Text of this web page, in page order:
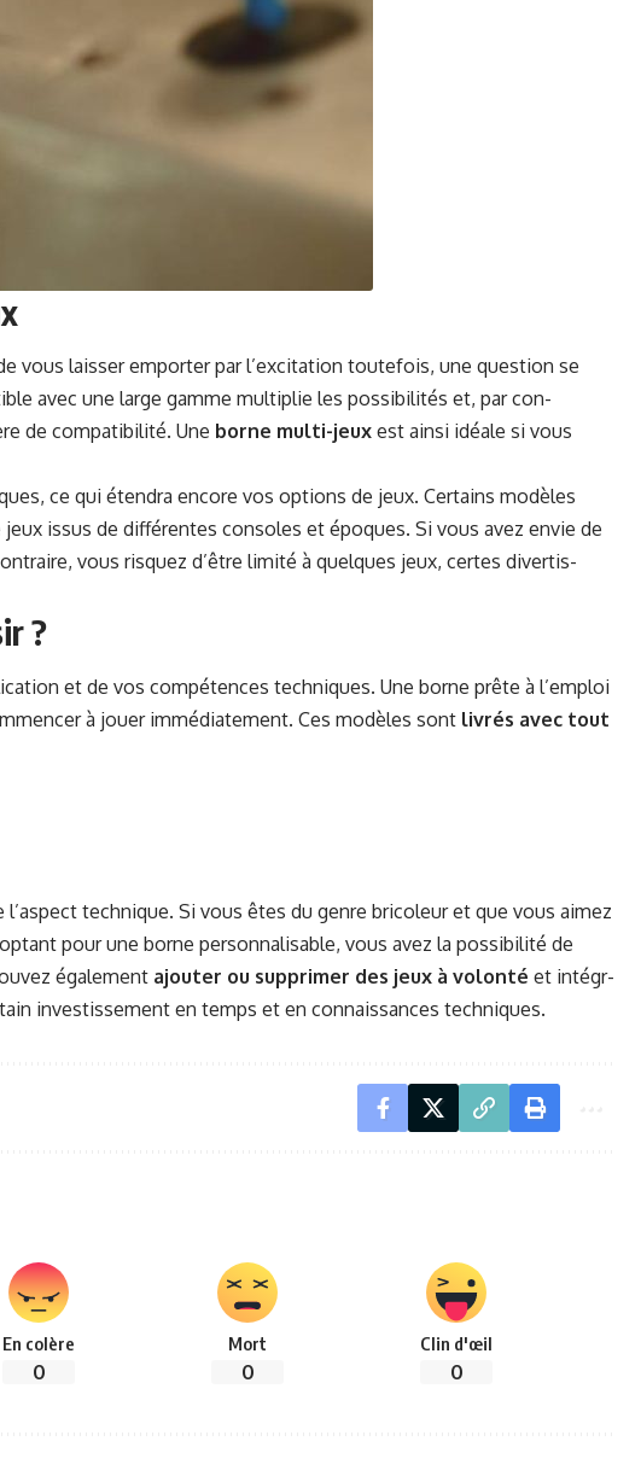
vous laiss­er emporter par l’ex­ci­ta­tion toute­fois, une ques­tion se
avec une large gamme mul­ti­plie les pos­si­bil­ités et, par con­
de com­pat­i­bil­ité. Une borne mul­ti-jeux est ain­si idéale si vous
ce qui éten­dra encore vos options de jeux. Cer­tains mod­èles
issus de dif­férentes con­soles et épo­ques. Si vous avez envie de
vous risquez d’être lim­ité à quelques jeux, certes diver­tis­
?
et de vos com­pé­tences tech­niques. Une borne prête à l’emploi
à jouer immé­di­ate­ment. Ces mod­èles sont livrés avec tout
tech­nique. Si vous êtes du genre bricoleur et que vous aimez
pour une borne per­son­nal­is­able, vous avez la pos­si­bil­ité de
égale­ment ajouter ou sup­primer des jeux à volon­té et inté­gr­
investisse­ment en temps et en con­nais­sances techniques.
En colère
0
Mort
0
Clin d'œil
0